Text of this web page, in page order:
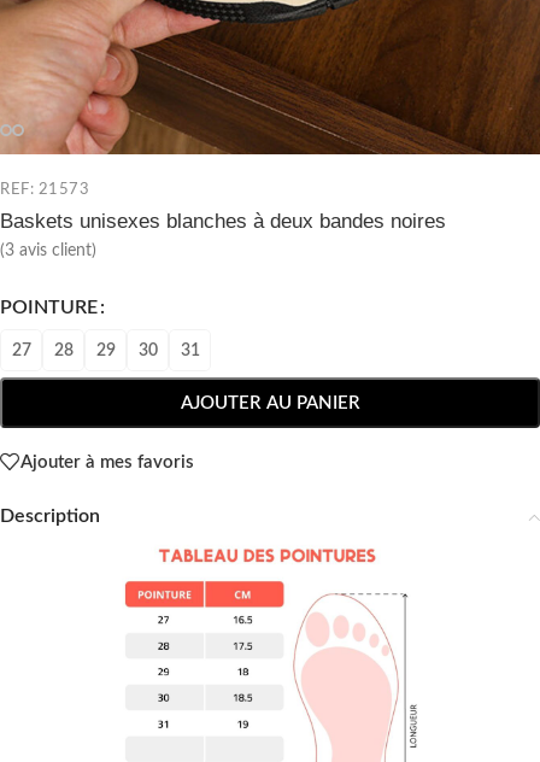
REF: 21573
Baskets unisexes blanches à deux bandes noires
(3 avis client)
POINTURE
27 28 29 30 31
AJOUTER AU PANIER
Ajouter à mes favoris
Description